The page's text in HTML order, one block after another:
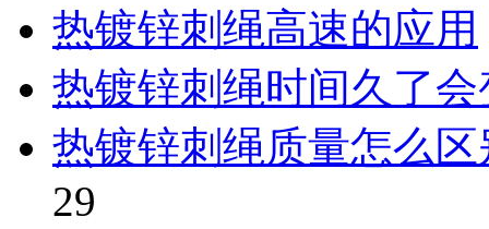
热镀锌刺绳高速的应用
热镀锌刺绳时间久了会
热镀锌刺绳质量怎么
29